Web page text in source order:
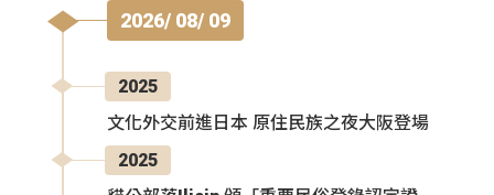
2026/ 08/ 09
2025
文化外交前進日本 原住民族之夜大阪登場
2025